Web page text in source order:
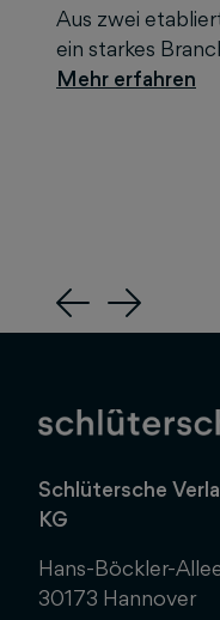
Aus zwei
ein starkes
Next
Schlütersche
KG
Hans-Böckler-
30173 Hannover